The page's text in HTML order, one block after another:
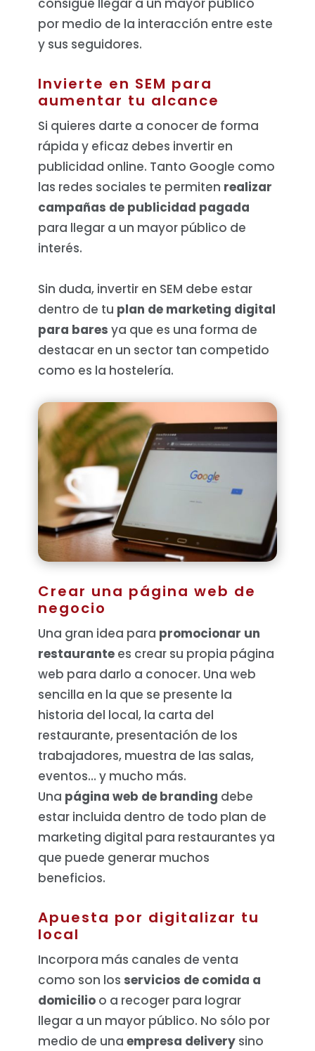
consigue llegar a un mayor público
por medio de la interacción entre este
y sus seguidores.
Invierte en SEM para
aumentar tu alcance
Si quieres darte a conocer de forma
rápida y eficaz debes invertir en
publicidad online. Tanto Google como
las redes sociales te permiten realizar
campañas de publicidad pagada
para llegar a un mayor público de
interés.
Sin duda, invertir en SEM debe estar
dentro de tu plan de marketing digital
para bares ya que es una forma de
destacar en un sector tan competido
como es la hostelería.
Crear una página web de
negocio
Una gran idea para promocionar un
restaurantees crear su propia página
web para darlo a conocer. Una web
sencilla en la que se presente la
historia del local, la carta del
restaurante, presentación de los
trabajadores, muestra de las salas,
eventos… y mucho más.
Una página web de branding debe
estar incluida dentro de todo plan de
marketing digital para restaurantes ya
que puede generar muchos
beneficios.
Apuesta por digitalizar tu
local
Incorpora más canales de venta
como son los servicios de comida a
domicilioo a recoger para lograr
llegar a un mayor público. No sólo por
medio de una empresa deliverysino